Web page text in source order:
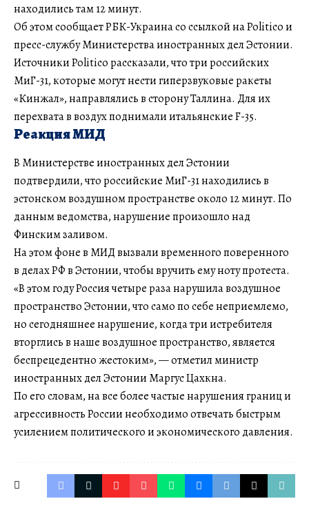
находились там 12 минут.
Об этом сообщает РБК-Украина со ссылкой на Politico и
пресс-службу Министерства иностранных дел Эстонии.
Источники Politico рассказали, что три российских
МиГ-31, которые могут нести гиперзвуковые ракеты
«Кинжал», направлялись в сторону Таллина. Для их
перехвата в воздух поднимали итальянские F-35.
Реакция МИД
В Министерстве иностранных дел Эстонии
подтвердили, что российские МиГ-31 находились в
эстонском воздушном пространстве около 12 минут. По
данным ведомства, нарушение произошло над
Финским заливом.
На этом фоне в МИД вызвали временного поверенного
в делах РФ в Эстонии, чтобы вручить ему ноту протеста.
«В этом году Россия четыре раза нарушила воздушное
пространство Эстонии, что само по себе неприемлемо,
но сегодняшнее нарушение, когда три истребителя
вторглись в наше воздушное пространство, является
беспрецедентно жестоким», — отметил министр
иностранных дел Эстонии Маргус Цахкна.
По его словам, на все более частые нарушения границ и
агрессивность России необходимо отвечать быстрым
усилением политического и экономического давления.